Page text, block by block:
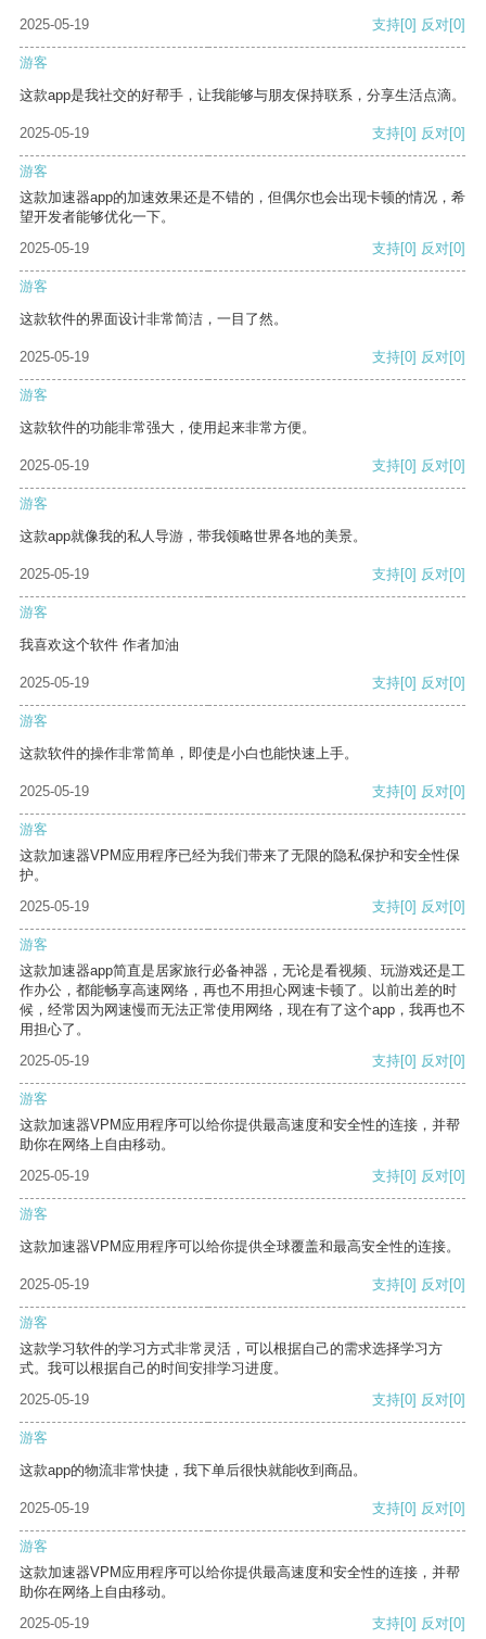
2025-05-19 支持[0] 反对[0]
游客
这款app是我社交的好帮手，让我能够与朋友保持联系，分享生活点滴。
2025-05-19 支持[0] 反对[0]
游客
这款加速器app的加速效果还是不错的，但偶尔也会出现卡顿的情况，希
望开发者能够优化一下。
2025-05-19
支持[0] 反对[0]
游客
这款软件的界面设计非常简洁，一目了然。
2025-05-19 支持[0] 反对[0]
游客
这款软件的功能非常强大，使用起来非常方便。
2025-05-19 支持[0] 反对[0]
游客
这款app就像我的私人导游，带我领略世界各地的美景。
2025-05-19 支持[0] 反对[0]
游客
我喜欢这个软件 作者加油
2025-05-19 支持[0] 反对[0]
游客
这款软件的操作非常简单，即使是小白也能快速上手。
2025-05-19 支持[0] 反对[0]
游客
这款加速器VPM应用程序已经为我们带来了无限的隐私保护和安全性保
护。
2025-05-19
支持[0] 反对[0]
游客
这款加速器app简直是居家旅行必备神器，无论是看视频、玩游戏还是工
作办公，都能畅享高速网络，再也不用担心网速卡顿了。以前出差的时
候，经常因为网速慢而无法正常使用网络，现在有了这个app，我再也不
用担心了。
2025-05-19
支持[0] 反对[0]
游客
这款加速器VPM应用程序可以给你提供最高速度和安全性的连接，并帮
助你在网络上自由移动。
2025-05-19
支持[0] 反对[0]
游客
这款加速器VPM应用程序可以给你提供全球覆盖和最高安全性的连接。
2025-05-19 支持[0] 反对[0]
游客
这款学习软件的学习方式非常灵活，可以根据自己的需求选择学习方
式。我可以根据自己的时间安排学习进度。
2025-05-19
支持[0] 反对[0]
游客
这款app的物流非常快捷，我下单后很快就能收到商品。
2025-05-19 支持[0] 反对[0]
游客
这款加速器VPM应用程序可以给你提供最高速度和安全性的连接，并帮
助你在网络上自由移动。
2025-05-19
支持[0] 反对[0]